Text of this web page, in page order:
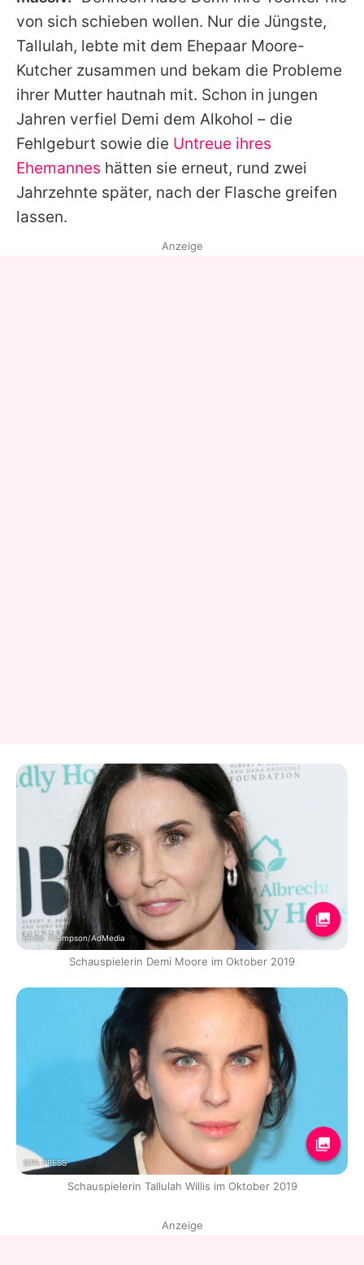
von sich schieben wollen. Nur die Jüngste,
Tallulah, lebte mit dem Ehepaar Moore-
Kutcher zusammen und bekam die Probleme
ihrer Mutter hautnah mit. Schon in jungen
Jahren verfiel Demi dem Alkohol – die
Fehlgeburt sowie die Untreue ihres
Ehemannes hätten sie erneut, rund zwei
Jahrzehnte später, nach der Flasche greifen
lassen.
Anzeige
Birdie Thompson/AdMedia
Schauspielerin Demi Moore im Oktober 2019
SIPA PRESS
Schauspielerin Tallulah Willis im Oktober 2019
Anzeige